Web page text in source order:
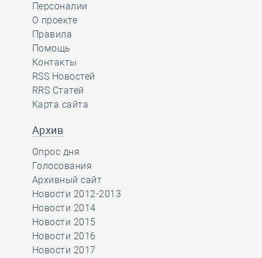
Персоналии
О проекте
Правила
Помощь
Контакты
RSS Новостей
RRS Статей
Карта сайта
Архив
Опрос дня
Голосования
Архивный сайт
Новости 2012-2013
Новости 2014
Новости 2015
Новости 2016
Новости 2017